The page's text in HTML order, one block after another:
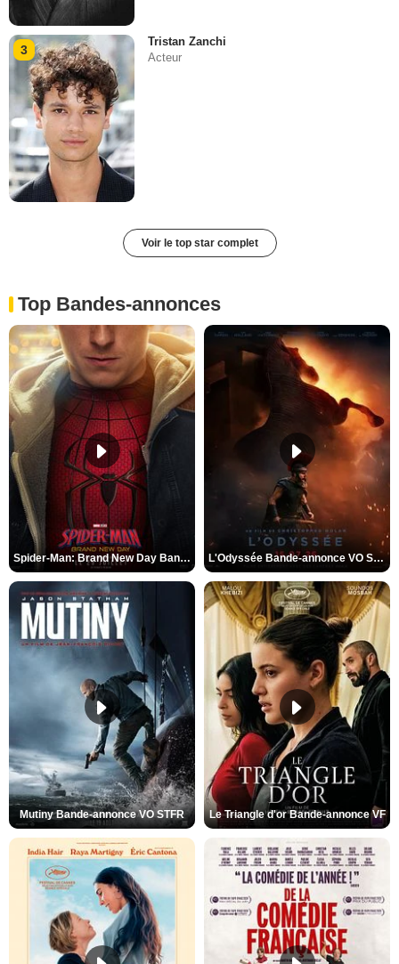
3
Tristan Zanchi
Acteur
Voir le top star complet
Top Bandes-annonces
Spider-Man: Brand New Day Bande-annonce VO STFR L'Odyssée Bande-annonce VO STFR
Mutiny Bande-annonce VO STFR Le Triangle d'or Bande-annonce VF